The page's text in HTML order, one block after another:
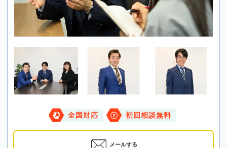
全国対応 初回相談無料
メールする